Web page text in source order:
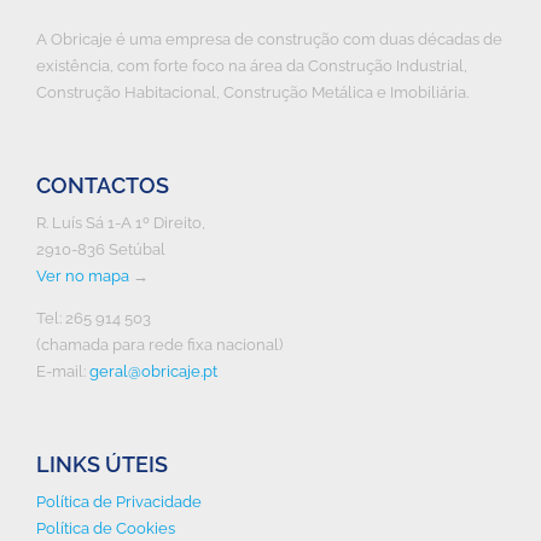
A Obricaje é uma empresa de construção com duas décadas de
existência, com forte foco na área da Construção Industrial,
Construção Habitacional, Construção Metálica e Imobiliária.
CONTACTOS
R. Luís Sá 1-A 1º Direito,
2910-836 Setúbal
Ver no mapa →
Tel: 265 914 503
(chamada para rede fixa nacional)
E-mail: geral@obricaje.pt
LINKS ÚTEIS
Política de Privacidade
Política de Cookies